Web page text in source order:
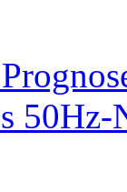
50Hz-